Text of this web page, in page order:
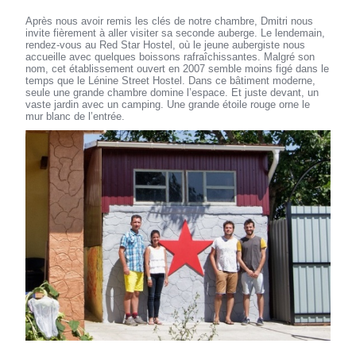
Après nous avoir remis les clés de notre chambre, Dmitri nous
invite fièrement à aller visiter sa seconde auberge. Le lendemain,
rendez-vous au Red Star Hostel, où le jeune aubergiste nous
accueille avec quelques boissons rafraîchissantes. Malgré son
nom, cet établissement ouvert en 2007 semble moins figé dans le
temps que le Lénine Street Hostel. Dans ce bâtiment moderne,
seule une grande chambre domine l’espace. Et juste devant, un
vaste jardin avec un camping. Une grande étoile rouge orne le
mur blanc de l’entrée.